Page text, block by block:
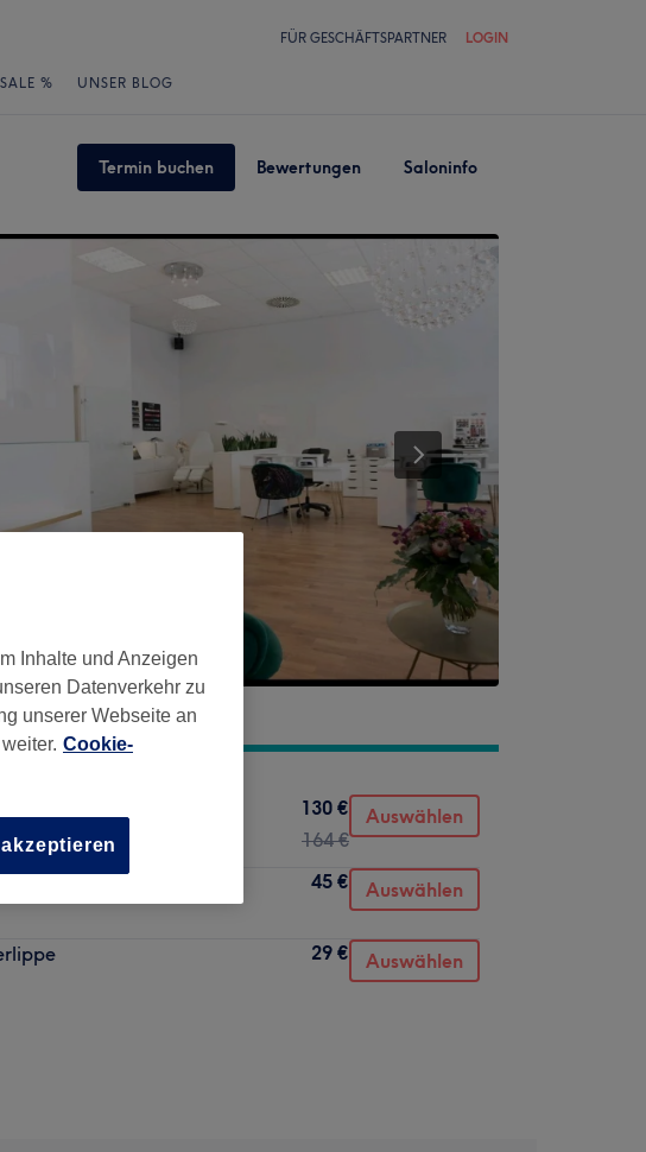
FÜR GESCHÄFTSPARTNER LOGIN
SALE % UNSER BLOG
Termin buchen Bewertungen Saloninfo
130 €
164 €
Auswählen
45 € Auswählen
29 € Auswählen
Inhalte und Anzeigen
Datenverkehr zu
unserer Webseite an
Cookie-